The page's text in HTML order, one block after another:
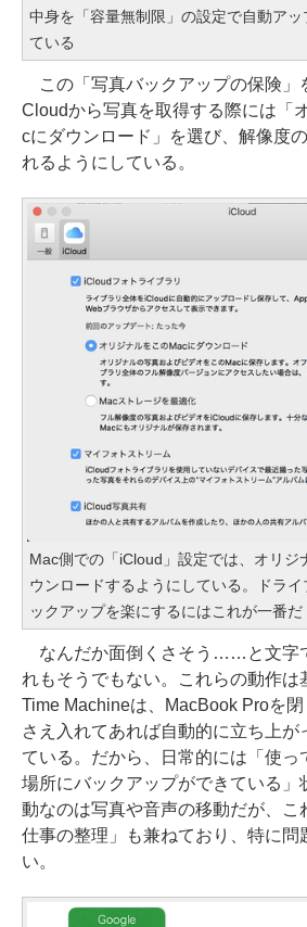
中身を「容量無制限」の設定で自動ア
ている
この「写真バックアップの保険」
Cloudから写真を取得する際には「
cにダウンロード」を選び、解像度
れるようにしている。
Mac側での「iCloud」設定では、オリジ
ウンロードするようにしている。ドラ
ックアップを楽にするにはこれが一番だ
なんだか面倒くさそう……と文字
れもそうでもない。これらの動作は
Time Machineは、MacBook Proを
さえ入れてあれば自動的に立ち上が
ている。だから、日常的には「使っ
場所にバックアップができている」
動なのは写真や音声の移動だが、こ
仕事の整理」も兼ねており、特に問
い。